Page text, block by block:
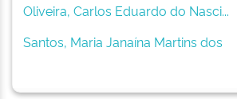
Oliveira, Carlos Eduardo do Nasci...
Santos, Maria Janaína Martins dos